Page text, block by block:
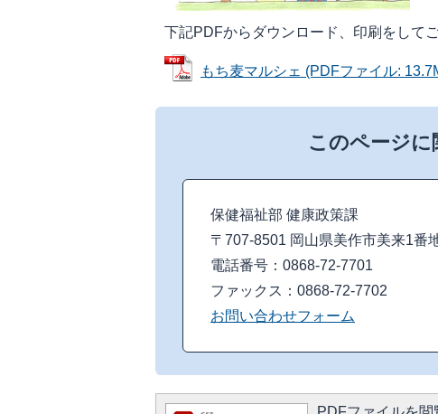
下記PDFからダウンロード、印刷をして
もち麦マルシェ (PDFファイル:
このページ
保健福祉部 健康政策課
〒707-8501 岡山県美作市美来1番
電話番号：0868-72-7701
ファックス：0868-72-7702
お問い合わせフォーム